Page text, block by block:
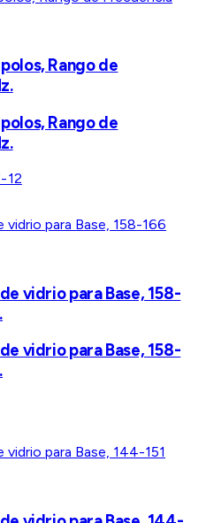
Rango de
Rango de
12
vidrio para Base, 158-
vidrio para Base, 158-